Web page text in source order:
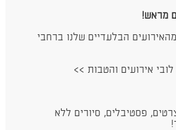
מראש!
הבלעדיים שלנו ברחבי
אירועים והטבות >>
פסטיבלים, סיורים ללא